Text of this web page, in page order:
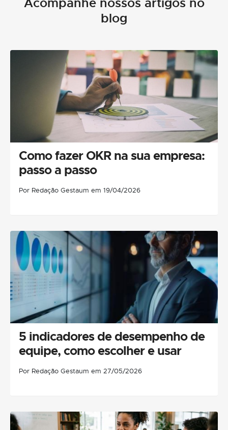
blog
Como fazer OKR na sua empresa:
passo a passo
Por Redação Gestaum em 19/04/2026
5 indicadores de desempenho de
equipe, como escolher e usar
Por Redação Gestaum em 27/05/2026